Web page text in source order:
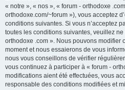
« notre », « nos », « forum - orthodoxe
orthodoxe.com/~forum »), vous acceptez
conditions suivantes. Si vous n’acceptez
toutes les conditions suivantes, veuillez
orthodoxe .com ». Nous pouvons modifier
moment et nous essaierons de vous
nous vous conseillons de vérifier
vous continuez à participer à « forum -
modifications aient été effectuées, vous
responsable des conditions modifiées et